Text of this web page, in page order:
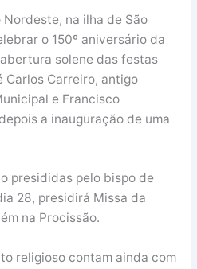
Nordeste, na ilha de São
o 150º aniversário da
solene das festas
Carlos Carreiro, antigo
e Francisco
a inauguração de uma
presididas pelo bispo de
28, presidirá Missa da
na Procissão.
religioso contam ainda com